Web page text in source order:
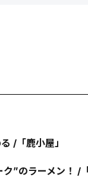
/「鹿小屋」
”のラーメン！ /「